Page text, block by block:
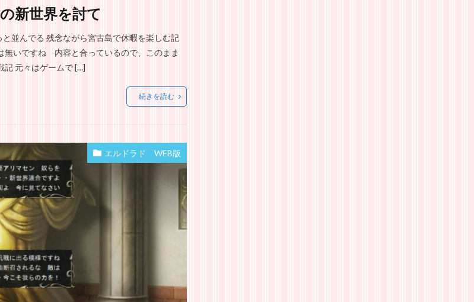
新世界を討て
並んでる 残念ながら宮古島で休暇を楽しむ記
いですね 内容と合っているので、このまま
記 元々はゲームで […]
続きを読む
エルドラド WEB版